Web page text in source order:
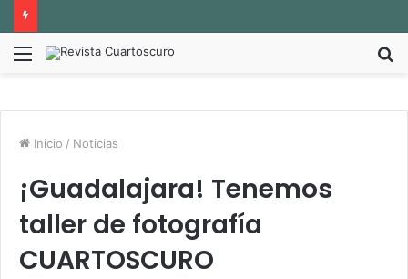
Menú
Inicio / Noticias
¡Guadalajara! Tenemos
taller de fotografía
CUARTOSCURO